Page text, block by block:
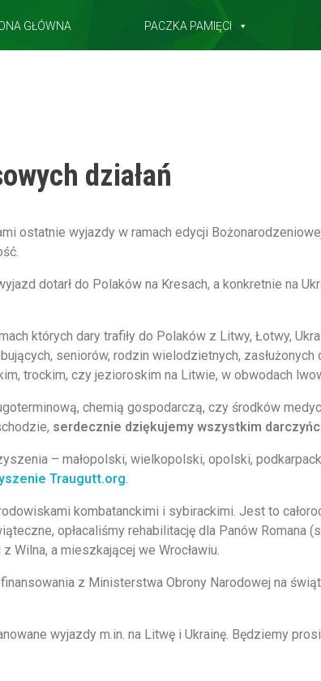
GŁÓWNA PACZKA PAMIĘCI
działań
ostatnie wyjazdy w ramach edycji
dotarł do Polaków na Kresach, a konkretnie na
których dary trafiły do Polaków z Litwy, Łotwy,
seniorów, rodzin wielodzietnych,
trockim, czy jezioroskim na Litwie, w obwodach
chemią gospodarczą, czy środków
serdecznie dziękujemy wszystkim
– małopolski, wielkopolski, opolski,
Traugutt.org.
kombatanckimi i sybirackimi. Jest to
opłacaliśmy rehabilitację dla Panów Romana
Wilna, a mieszkającej we Wrocławiu.
z Ministerstwa Obrony Narodowej na
wyjazdy m.in. na Litwę i Ukrainę. Będziemy